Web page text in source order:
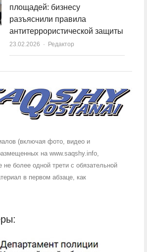
площадей: бизнесу
разъяснили правила
антитеррористической защиты
23.02.2026 Author
Редактор
(включая фото, видео и
на www.saqshy.info,
более одной трети с обязательной
в первом абзаце, как